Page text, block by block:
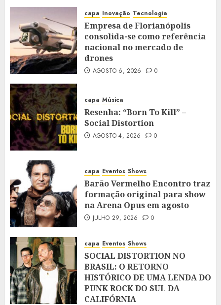
capa Inovação Tecnologia
Empresa de Florianópolis
consolida-se como referência
nacional no mercado de
drones
AGOSTO 6, 2026 0
capa Música
Resenha: “Born To Kill” –
Social Distortion
AGOSTO 4, 2026 0
capa Eventos Shows
Barão Vermelho Encontro traz
formação original para show
na Arena Opus em agosto
JULHO 29, 2026 0
capa Eventos Shows
SOCIAL DISTORTION NO
BRASIL: O RETORNO
HISTÓRICO DE UMA LENDA DO
PUNK ROCK DO SUL DA
CALIFÓRNIA